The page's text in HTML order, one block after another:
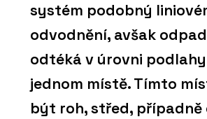
systém podobný
odvodnění, avšak
odtéká v úrovni
jednom místě. Tímto
být roh, střed, případně